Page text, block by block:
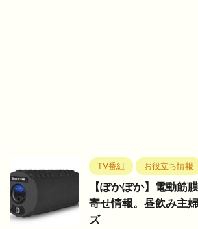
TV番組 お役立ち情報
【ぽかぽか】電動筋
寄せ情報。昼飲み主
ズ